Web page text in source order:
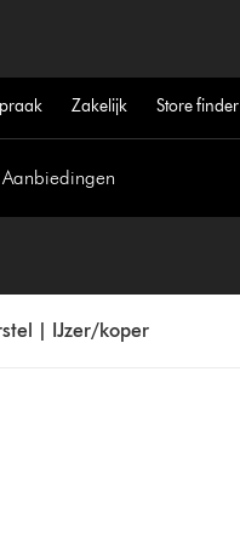
Zakelijk Store finder
Aanbiedingen
| IJzer/koper